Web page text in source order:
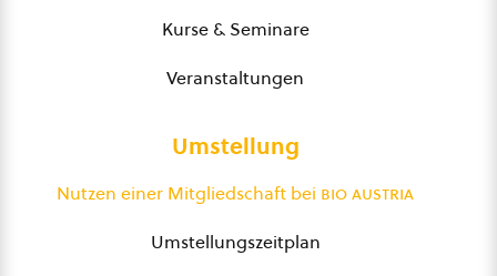
Kurse & Seminare
Veranstaltungen
Umstellung
Nutzen einer Mitgliedschaft bei bio austria
Umstellungszeitplan